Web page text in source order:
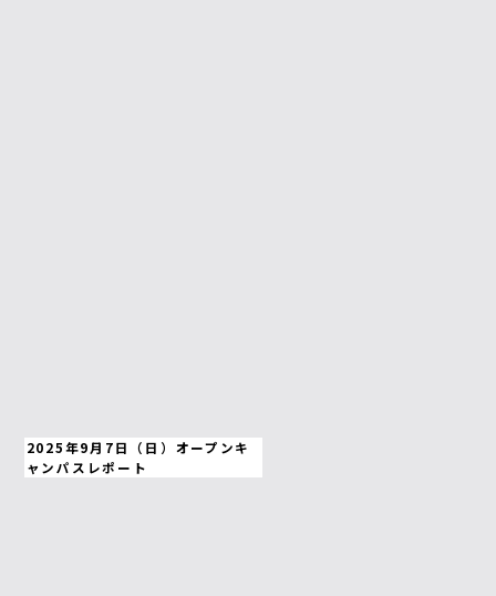
2025年9月7日（日）オープンキ
ャンパスレポート